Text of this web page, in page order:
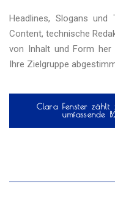
Headlines, Slogans
Content, technische
von Inhalt und Form
Ihre Zielgruppe
Clara Fenster zählt
umfassende